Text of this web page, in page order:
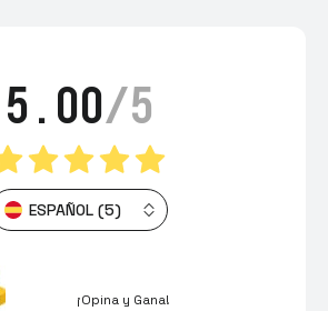
5.00/5
ESPAÑOL (5)
¡Opina y Gana!